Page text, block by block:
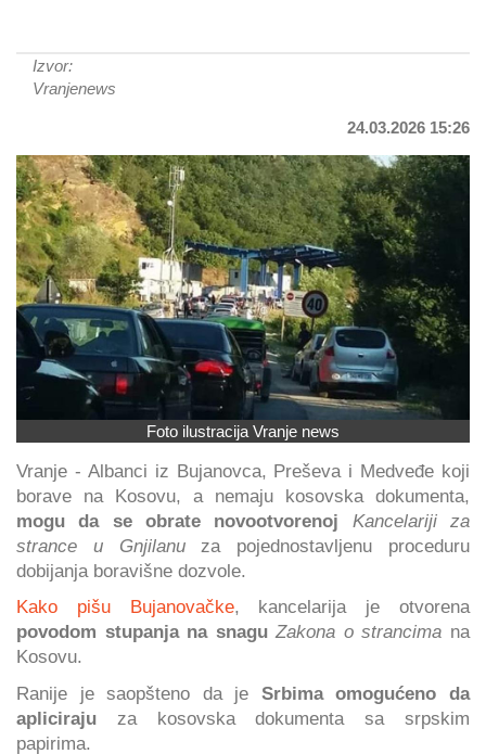
Izvor:
Vranjenews
24.03.2026 15:26
Foto ilustracija Vranje news
Vranje - Albanci iz Bujanovca, Preševa i Medveđe koji
borave na Kosovu, a nemaju kosovska dokumenta,
mogu da se obrate novootvorenoj
Kancelariji za
strance u Gnjilanu za pojednostavljenu proceduru
dobijanja boravišne dozvole.
Kako pišu Bujanovačke, kancelarija je otvorena
povodom stupanja na snagu Zakona o strancima na
Kosovu.
Ranije je saopšteno da je Srbima omogućeno da
apliciraju za kosovska dokumenta sa srpskim
papirima.